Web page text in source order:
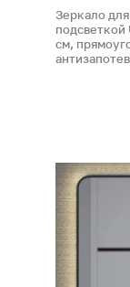
Зеркало
подсветкой
см,